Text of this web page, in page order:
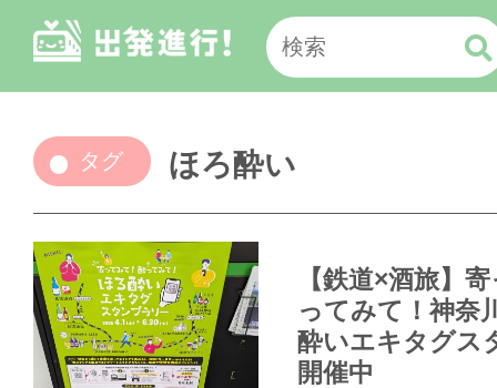
タグ ほろ酔い
【鉄道×酒旅】
ってみて！神奈
酔いエキタグス
開催中